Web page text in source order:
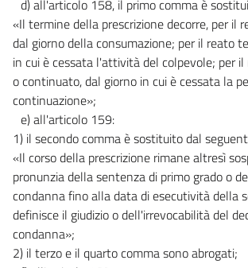
d) all'articolo 158, il primo comma è
«Il termine della prescrizione decorre, per il
dal giorno della consumazione; per il reato
in cui è cessata l'attività del colpevole; per
o continuato, dal giorno in cui è cessata la
continuazione»;
e) all'articolo 159:
1) il secondo comma è sostituito dal
«Il corso della prescrizione rimane altresì
pronunzia della sentenza di primo grado o
condanna fino alla data di esecutività della
definisce il giudizio o dell'irrevocabilità del
condanna»;
2) il terzo e il quarto comma sono abrogati;